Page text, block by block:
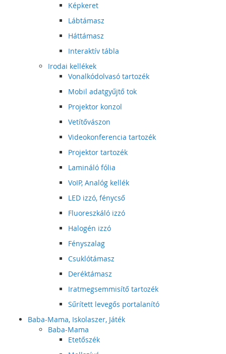
Képkeret
Lábtámasz
Háttámasz
Interaktív tábla
Irodai kellékek
Vonalkódolvasó tartozék
Mobil adatgyűjtő tok
Projektor konzol
Vetítővászon
Videokonferencia tartozék
Projektor tartozék
Lamináló fólia
VoIP, Analóg kellék
LED izzó, fénycső
Fluoreszkáló izzó
Halogén izzó
Fényszalag
Csuklótámasz
Deréktámasz
Iratmegsemmisítő tartozék
Sűrített levegős portalanító
Baba-Mama, Iskolaszer, Játék
Baba-Mama
Etetőszék